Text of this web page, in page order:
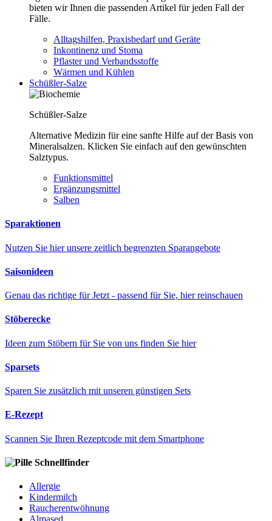
bieten wir Ihnen die passenden Artikel für jeden Fall der
Fälle.
Alltagshilfen, Praxisbedarf und Geräte
Inkontinenz und Stoma
Pflaster und Verbandsstoffe
Wärmen und Kühlen
Schüßler-Salze
Schüßler-Salze
Alternative Medizin für eine sanfte Hilfe auf der Basis von
Mineralsalzen. Klicken Sie einfach auf den gewünschten
Salztypus.
Funktionsmittel
Ergänzungsmittel
Salben
Sparaktionen
Nutzen Sie hier unsere zeitlich begrenzten Sparangebote
Saisonideen
Genau das richtige für Jetzt - passend für Sie, hier reinschauen
Stöberecke
Ideen zum Stöbern für Sie von uns finden Sie hier
Sparsets
Sparen Sie zusätzlich mit unseren günstigen Sets
E-Rezept
Scannen Sie Ihren Rezeptcode mit dem Smartphone
Schnellfinder
Allergie
Kindermilch
Raucherentwöhnung